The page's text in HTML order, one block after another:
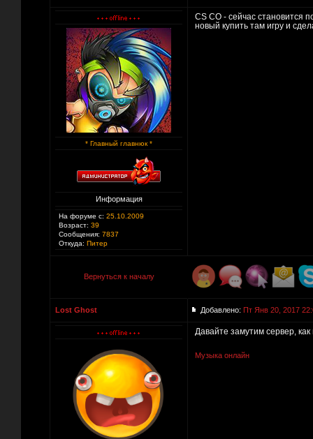
* Главный главнюк *
Информация
На форуме с: 25.10.2009
Возраст: 39
Сообщения: 7837
Откуда: Питер
СS CO - сейчас становится
новый купить там игру и
Вернуться к началу
Lost Ghost Добавлено: Пт Янв 20, 2017
Давайте замутим сервер,
Музыка онлайн